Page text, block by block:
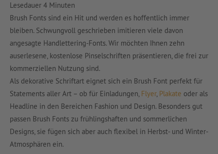
Lesedauer 4 Minuten
Brush Fonts sind ein Hit und werden es hoffentlich immer
bleiben. Schwungvoll geschrieben imitieren viele davon
angesagte Handlettering-Fonts. Wir möchten Ihnen zehn
auserlesene, kostenlose Pinselschriften präsentieren, die frei zur
kommerziellen Nutzung sind.
Als dekorative Schriftart eignet sich ein Brush Font perfekt für
Statements aller Art – ob für Einladungen, Flyer, Plakate oder als
Headline in den Bereichen Fashion und Design. Besonders gut
passen Brush Fonts zu frühlingshaften und sommerlichen
Designs, sie fügen sich aber auch flexibel in Herbst- und Winter-
Atmosphären ein.